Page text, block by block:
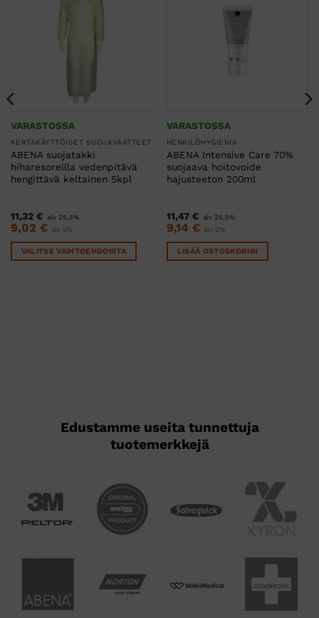
VARASTOSSA
KERTAKÄYTTÖISET SUOJAVAATTEET
ABENA suojatakki
hiharesoreilla vedenpitävä
hengittävä keltainen 5kpl
11,32 € alv 25,5%
9,02 € alv 0%
VALITSE VAIHTOEHDOISTA
VARASTOSSA
HENKILÖHYGIENIA
ABENA Intensive Care 70%
suojaava hoitovoide
hajusteeton 200ml
11,47 € alv 25,5%
9,14 € alv 0%
LISÄÄ OSTOSKORIIN
Edustamme useita tunnettuja
tuotemerkkejä